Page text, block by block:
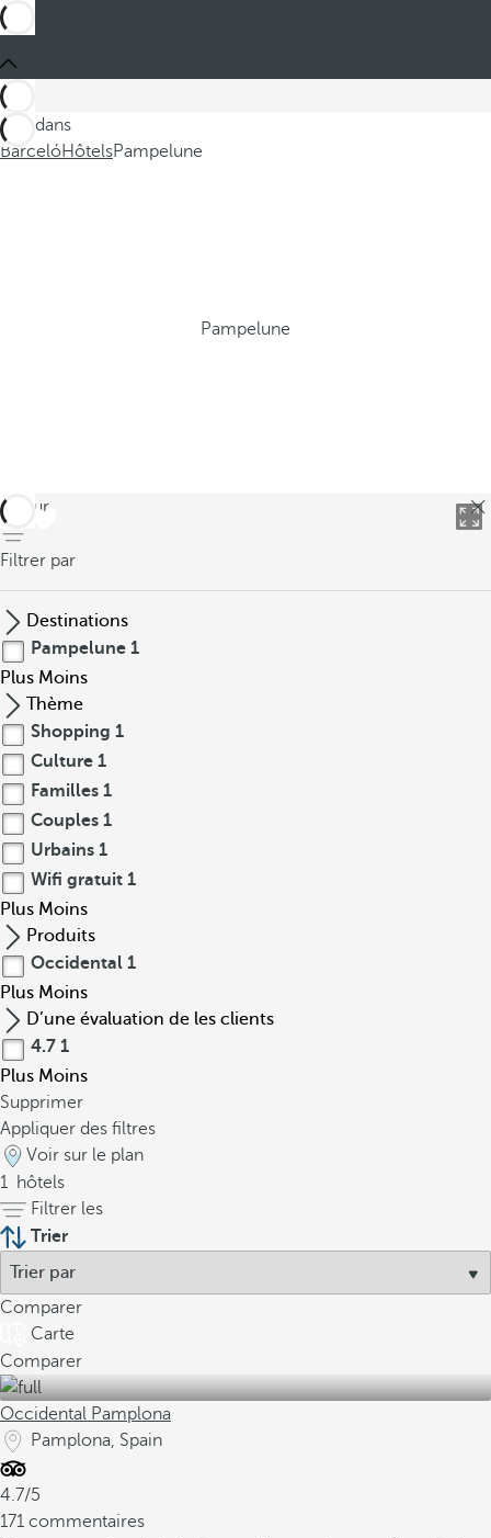
Ces dans
BarcelóHôtelsPampelune
Pampelune
retour
Filtrer par
Destinations
Pampelune 1
Plus Moins
Thème
Shopping 1
Culture 1
Familles 1
Couples 1
Urbains 1
Wifi gratuit 1
Plus Moins
Produits
Occidental 1
Plus Moins
D’une évaluation de les clients
4.7 1
Plus Moins
Supprimer
Appliquer des filtres
Voir sur le plan
1 hôtels
Filtrer les
Trier
Comparer
Carte
Comparer
Occidental Pamplona
Pamplona, Spain
4.7/5
171 commentaires